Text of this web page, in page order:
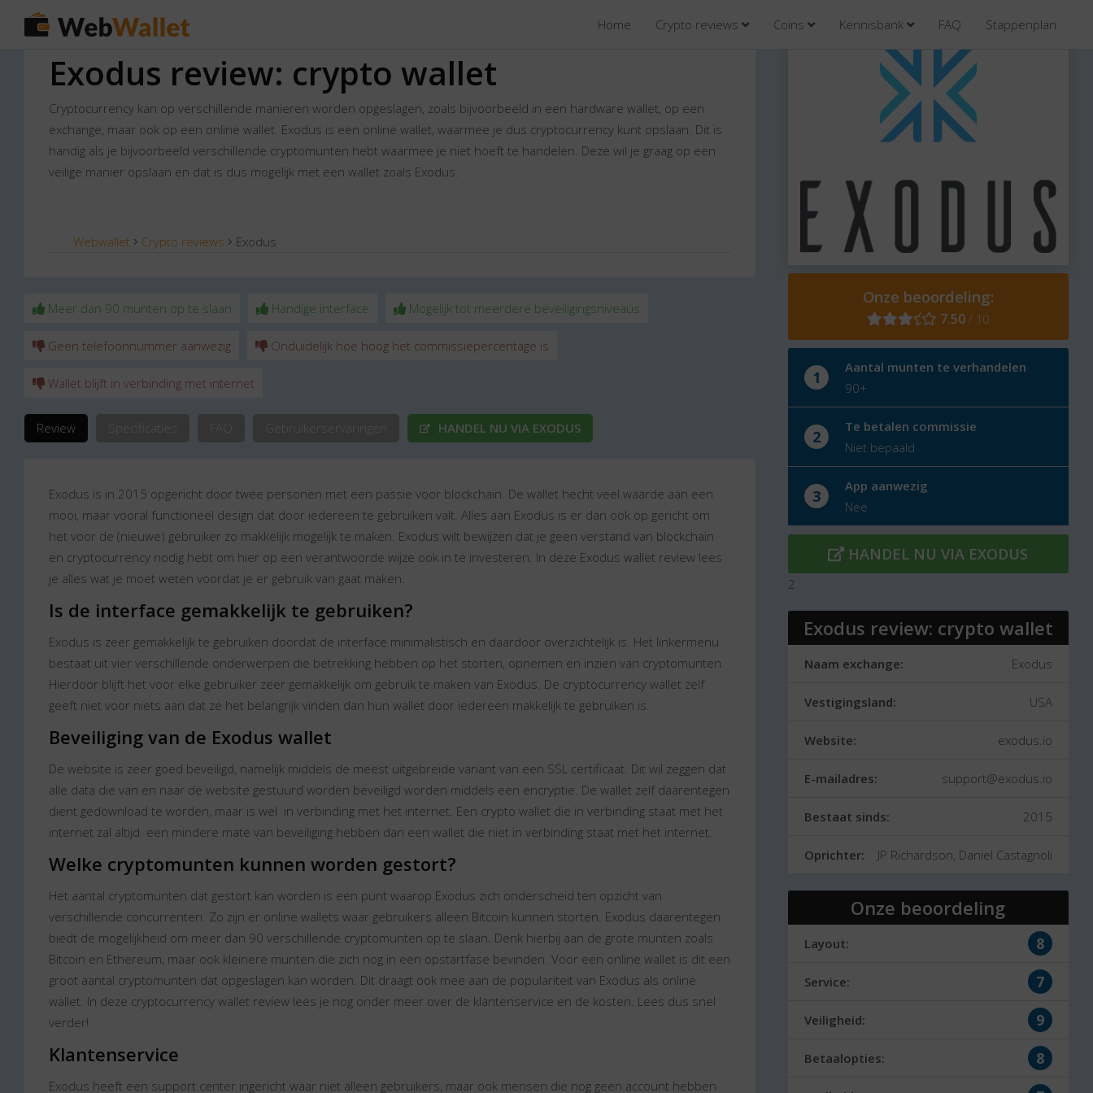
Home Crypto reviews Coins Kennisbank FAQ Stappenplan
Exodus review: crypto wallet
Cryptocurrency kan op verschillende manieren worden opgeslagen, zoals bijvoorbeeld in een hardware wallet, op een
exchange, maar ook op een online wallet. Exodus is een online wallet, waarmee je dus cryptocurrency kunt opslaan. Dit is
handig als je bijvoorbeeld verschillende cryptomunten hebt waarmee je niet hoeft te handelen. Deze wil je graag op een
veilige manier opslaan en dat is dus mogelijk met een wallet zoals Exodus.
Webwallet Crypto reviews Exodus
Meer dan 90 munten op te slaan Handige interface Mogelijk tot meerdere beveiligingsniveaus
Geen telefoonnummer aanwezig Onduidelijk hoe hoog het commissiepercentage is
Wallet blijft in verbinding met internet
Review Specificaties FAQ Gebruikerservaringen HANDEL NU VIA EXODUS
Exodus is in 2015 opgericht door twee personen met een passie voor blockchain. De wallet hecht veel waarde aan een
mooi, maar vooral functioneel design dat door iedereen te gebruiken valt. Alles aan Exodus is er dan ook op gericht om
het voor de (nieuwe) gebruiker zo makkelijk mogelijk te maken. Exodus wilt bewijzen dat je geen verstand van blockchain
en cryptocurrency nodig hebt om hier op een verantwoorde wijze ook in te investeren. In deze Exodus wallet review lees
je alles wat je moet weten voordat je er gebruik van gaat maken.
Is de interface gemakkelijk te gebruiken?
Exodus is zeer gemakkelijk te gebruiken doordat de interface minimalistisch en daardoor overzichtelijk is. Het linkermenu
bestaat uit vier verschillende onderwerpen die betrekking hebben op het storten, opnemen en inzien van cryptomunten.
Hierdoor blijft het voor elke gebruiker zeer gemakkelijk om gebruik te maken van Exodus. De cryptocurrency wallet zelf
geeft niet voor niets aan dat ze het belangrijk vinden dan hun wallet door iedereen makkelijk te gebruiken is.
Beveiliging van de Exodus wallet
De website is zeer goed beveiligd, namelijk middels de meest uitgebreide variant van een SSL certificaat. Dit wil zeggen dat
alle data die van en naar de website gestuurd worden beveiligd worden middels een encryptie. De wallet zelf daarentegen
dient gedownload te worden, maar is wel in verbinding met het internet. Een crypto wallet die in verbinding staat met het
internet zal altijd een mindere mate van beveiliging hebben dan een wallet die niet in verbinding staat met het internet.
Welke cryptomunten kunnen worden gestort?
Het aantal cryptomunten dat gestort kan worden is een punt waarop Exodus zich onderscheid ten opzicht van
verschillende concurrenten. Zo zijn er online wallets waar gebruikers alleen Bitcoin kunnen storten. Exodus daarentegen
biedt de mogelijkheid om meer dan 90 verschillende cryptomunten op te slaan. Denk hierbij aan de grote munten zoals
Bitcoin en Ethereum, maar ook kleinere munten die zich nog in een opstartfase bevinden. Voor een online wallet is dit een
groot aantal cryptomunten dat opgeslagen kan worden. Dit draagt ook mee aan de populariteit van Exodus als online
wallet. In deze cryptocurrency wallet review lees je nog onder meer over de klantenservice en de kosten. Lees dus snel
verder!
Klantenservice
Exodus heeft een support center ingericht waar niet alleen gebruikers, maar ook mensen die nog geen account hebben
Onze beoordeling:
7.50 / 10
1
Aantal munten te verhandelen
90+
2
Te betalen commissie
Niet bepaald
3
App aanwezig
Nee
HANDEL NU VIA EXODUS
2
Exodus review: crypto wallet
Naam exchange: Exodus
Vestigingsland: USA
Website: exodus.io
E-mailadres: support@exodus.io
Bestaat sinds: 2015
Oprichter: JP Richardson, Daniel Castagnoli
Onze beoordeling
Layout: 8
Service: 7
Veiligheid: 9
Betaalopties: 8